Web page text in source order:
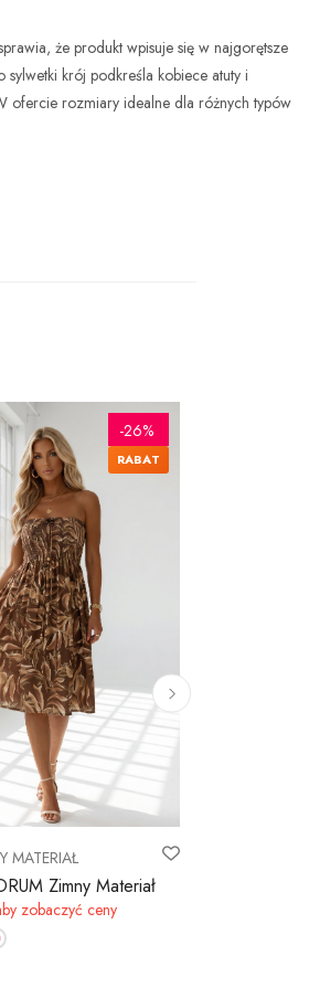
że produkt wpisuje się w najgorętsze
sylwetki krój podkreśla kobiece atuty i
ofercie rozmiary idealne dla różnych typów
MATERIAŁ
Zimny Materiał
zobaczyć ceny
-26%
RABAT